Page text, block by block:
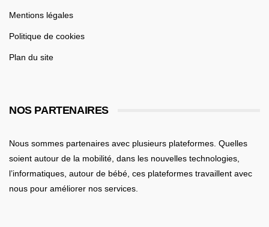
Mentions légales
Politique de cookies
Plan du site
NOS PARTENAIRES
Nous sommes partenaires avec plusieurs plateformes. Quelles
soient autour de la mobilité, dans les nouvelles technologies,
l’informatiques, autour de bébé, ces plateformes travaillent avec
nous pour améliorer nos services.